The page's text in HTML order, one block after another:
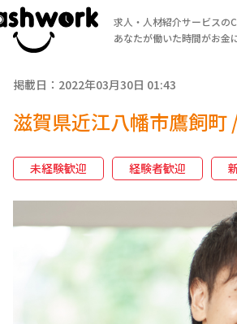
求人・人材紹介サービス
あなたが働いた時間がお金
掲載日：2022年03月30日 01:43
滋賀県近江八幡市鷹飼町
未経験歓迎 経験者歓迎